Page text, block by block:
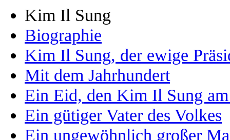
Kim Il Sung
Biographie
Kim Il Sung, der ewige
Mit dem Jahrhundert
Ein Eid, den Kim Il Sung
Ein gütiger Vater des Volkes
Ein ungewöhnlich großer